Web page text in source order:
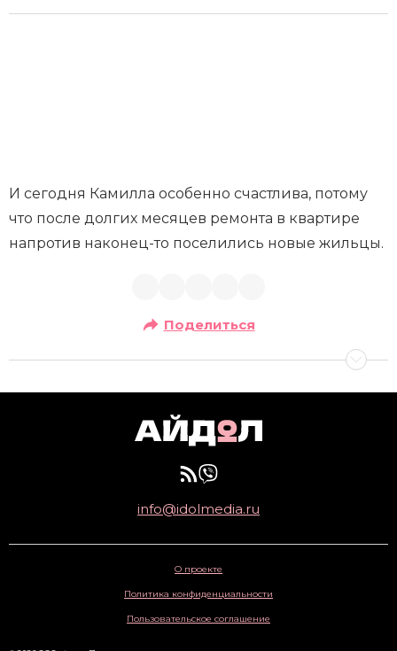
И сегодня Камилла особенно счастлива, потому
что после долгих месяцев ремонта в квартире
напротив наконец-то поселились новые жильцы.
Поделиться
info@idolmedia.ru
О проекте
Политика конфиденциальности
Пользовательское соглашение